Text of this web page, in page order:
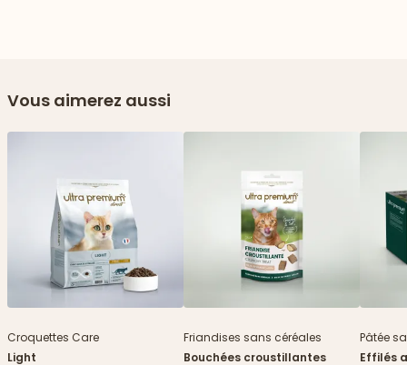
Vous aimerez aussi
Croquettes Care
Light
Friandises sans céréales
Bouchées croustillantes
Pâtée
Effilés